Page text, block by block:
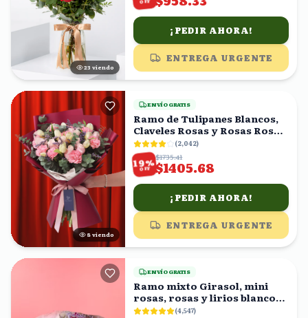
23 viendo
¡PEDIR AHORA!
ENTREGA URGENTE
7 viendo
ENVÍO GRATIS
Ramo de Tulipanes Blancos,
Claveles Rosas y Rosas Rosas
con Eucalipto
(2,042)
19%
OFF
$1735.41
$1405.68
¡PEDIR AHORA!
ENTREGA URGENTE
ENVÍO GRATIS
Ramo mixto Girasol, mini
rosas, rosas y lirios blancos
en ramo(4,547)